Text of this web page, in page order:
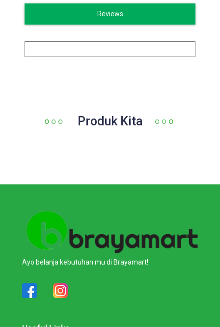
Reviews
Produk Kita
Ayo belanja kebutuhan mu di Brayamart!